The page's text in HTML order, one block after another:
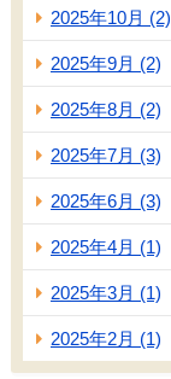
2025年10月 (2)
2025年9月 (2)
2025年8月 (2)
2025年7月 (3)
2025年6月 (3)
2025年4月 (1)
2025年3月 (1)
2025年2月 (1)